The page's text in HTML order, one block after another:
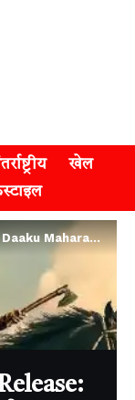
खेल
Daaku Maharaaj OTT Release: डाकू महाराज की ओटीटी रिलीज का हुआ एलान, कब और कहां होगी स्ट्रीम?